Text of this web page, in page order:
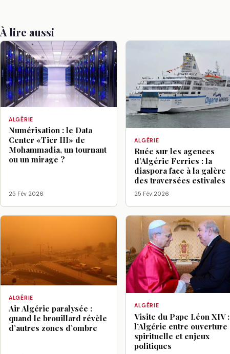
À lire aussi
ALGÉRIE
Numérisation : le Data
Center «Tier III» de
Mohammadia, un tournant
ou un mirage ?
25 Fév 2026
ALGÉRIE
Ruée sur les agences
d’Algérie Ferries : la
diaspora face à la galère
des traversées estivales
25 Fév 2026
ALGÉRIE
Air Algérie paralysée :
quand le brouillard révèle
d’autres zones d’ombre
ALGÉRIE
Visite du Pape Léon XIV :
l’Algérie entre ouverture
spirituelle et enjeux
politiques